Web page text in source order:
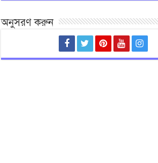
অনুসরণ করুন